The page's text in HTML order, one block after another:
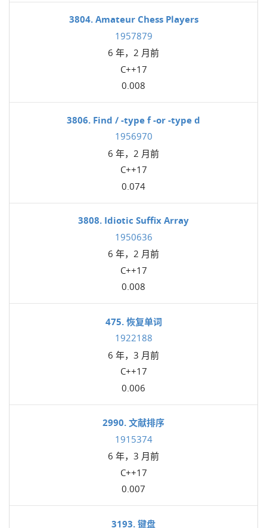
3804. Amateur Chess Players
1957879
6 年，2 月前
C++17
0.008
3806. Find / -type f -or -type d
1956970
6 年，2 月前
C++17
0.074
3808. Idiotic Suffix Array
1950636
6 年，2 月前
C++17
0.008
475. 恢复单词
1922188
6 年，3 月前
C++17
0.006
2990. 文献排序
1915374
6 年，3 月前
C++17
0.007
3193. 键盘